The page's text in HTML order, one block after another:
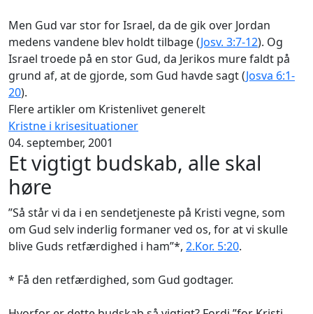
Men Gud var stor for Israel, da de gik over Jordan
medens vandene blev holdt tilbage (Josv. 3:7-12). Og
Israel troede på en stor Gud, da Jerikos mure faldt på
grund af, at de gjorde, som Gud havde sagt (Josva 6:1-
20).
Flere artikler om Kristenlivet generelt
Kristne i krisesituationer
04. september, 2001
Et vigtigt budskab, alle skal
høre
”Så står vi da i en sendetjeneste på Kristi vegne, som
om Gud selv inderlig formaner ved os, for at vi skulle
blive Guds retfærdighed i ham”*, 2.Kor. 5:20.
* Få den retfærdighed, som Gud godtager.